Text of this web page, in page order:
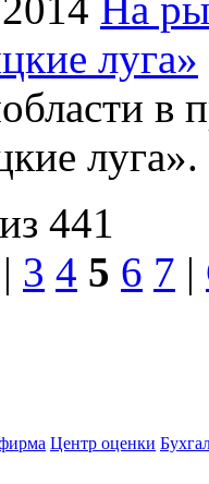
На
луга»
в
луга».
441
| 3 4 5 6 7 |
Центр оценки